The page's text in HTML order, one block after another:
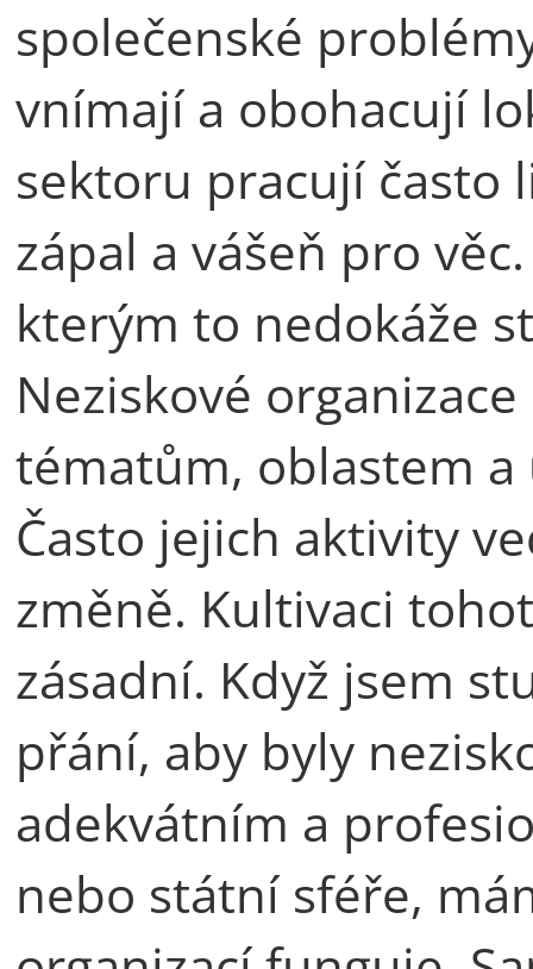
společenské
vnímají a obohacují
sektoru pracují často
zápal a vášeň pro
kterým to nedokáže
Neziskové
tématům, oblastem
Často jejich aktivity
změně. Kultivaci
zásadní. Když jsem
přání, aby byly
adekvátním a
nebo státní sféře,